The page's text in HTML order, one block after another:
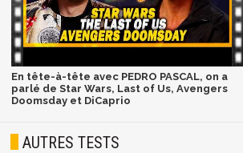
En tête-à-tête avec PEDRO PASCAL, on a
parlé de Star Wars, Last of Us, Avengers
Doomsday et DiCaprio
AUTRES TESTS